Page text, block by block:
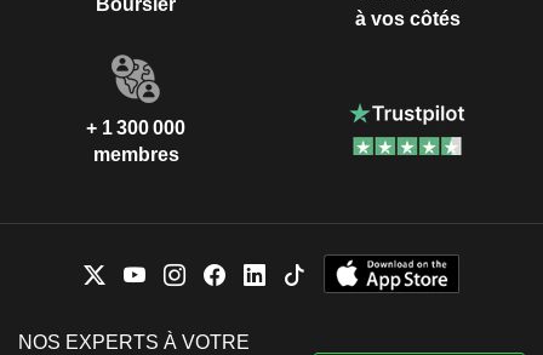
Boursier
à vos côtés
+ 1 300 000
membres
NOS EXPERTS À VOTRE